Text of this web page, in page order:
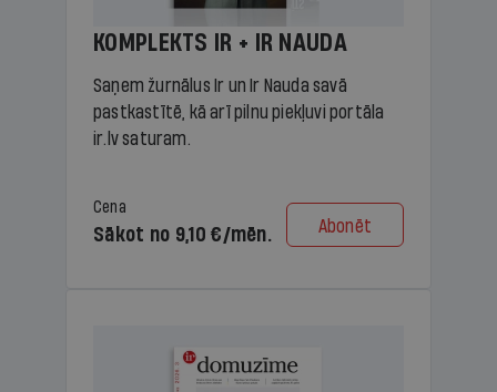
KOMPLEKTS IR + IR NAUDA
Saņem žurnālus Ir un Ir Nauda savā
pastkastītē, kā arī pilnu piekļuvi portāla
ir.lv saturam.
Cena
Sākot no 9,10 €/mēn. Abonēt